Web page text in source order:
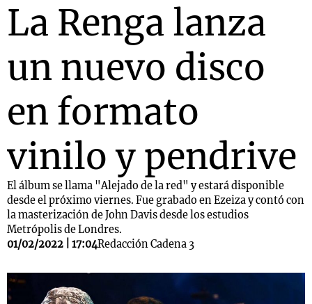
La Renga lanza
un nuevo disco
en formato
vinilo y pendrive
El álbum se llama "Alejado de la red" y estará disponible
desde el próximo viernes. Fue grabado en Ezeiza y contó con
la masterización de John Davis desde los estudios
Metrópolis de Londres.
01/02/2022 | 17:04Redacción Cadena 3